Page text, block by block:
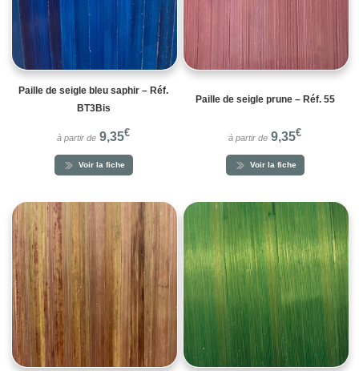
Paille de seigle bleu saphir – Réf.
BT3Bis
à partir de 9,35€
Voir la fiche
Paille de seigle prune – Réf. 55
à partir de 9,35€
Voir la fiche